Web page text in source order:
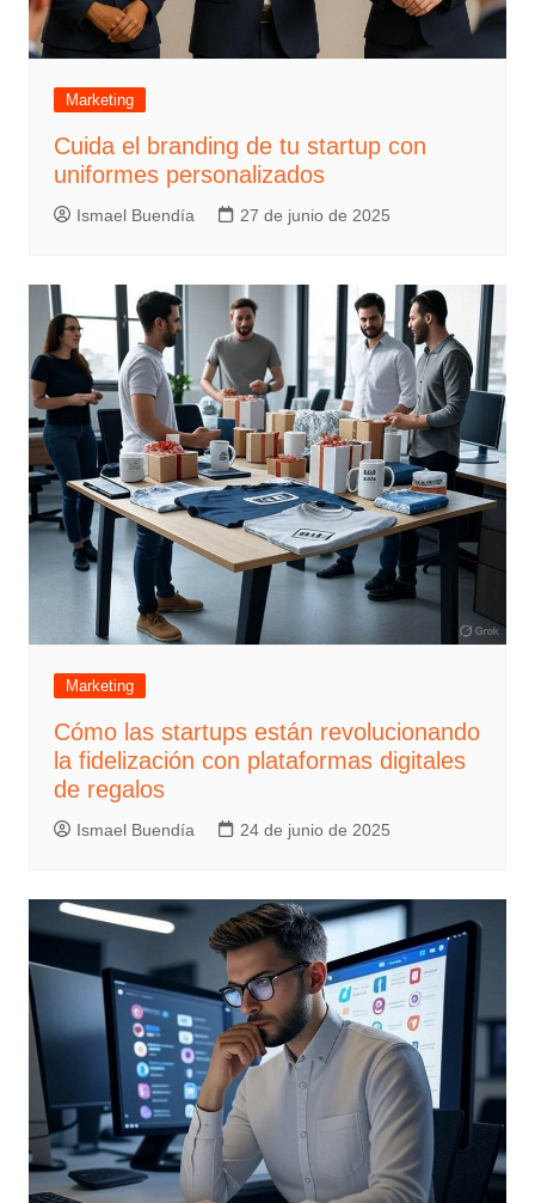
Marketing
Cuida el branding de tu startup con
uniformes personalizados
Ismael Buendía 27 de junio de 2025
Marketing
Cómo las startups están revolucionando
la fidelización con plataformas digitales
de regalos
Ismael Buendía 24 de junio de 2025